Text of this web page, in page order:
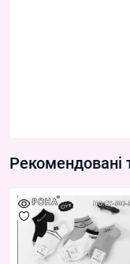
Рекомендовані